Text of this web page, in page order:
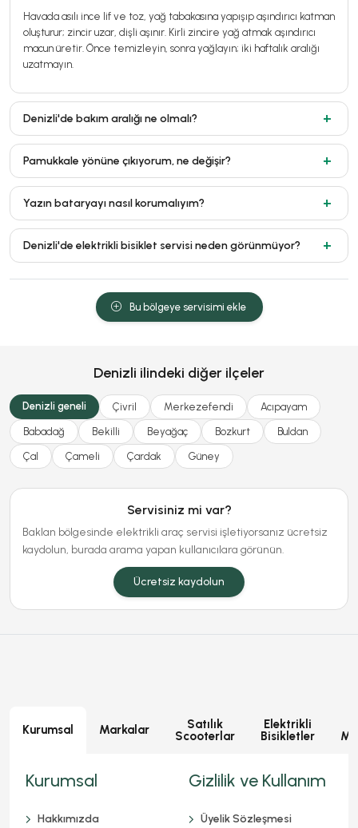
Havada asılı ince lif ve toz, yağ tabakasına yapışıp aşındırıcı katman
oluşturur; zincir uzar, dişli aşınır. Kirli zincire yağ atmak aşındırıcı
macun üretir. Önce temizleyin, sonra yağlayın; iki haftalık aralığı
uzatmayın.
Denizli'de bakım aralığı ne olmalı?
Pamukkale yönüne çıkıyorum, ne değişir?
Yazın bataryayı nasıl korumalıyım?
Denizli'de elektrikli bisiklet servisi neden görünmüyor?
Bu bölgeye servisimi ekle
Denizli ilindeki diğer ilçeler
Denizli geneli Çivril Merkezefendi Acıpayam
Babadağ Bekilli Beyağaç Bozkurt Buldan
Çal Çameli Çardak Güney
Servisiniz mi var?
Baklan bölgesinde elektrikli araç servisi işletiyorsanız ücretsiz
kaydolun, burada arama yapan kullanıcılara görünün.
Ücretsiz kaydolun
Kurumsal Markalar
Satılık
Scooterlar
Elektrikli
Bisikletler
Kurumsal
Hakkımızda
Gizlilik ve Kullanım
Üyelik Sözleşmesi